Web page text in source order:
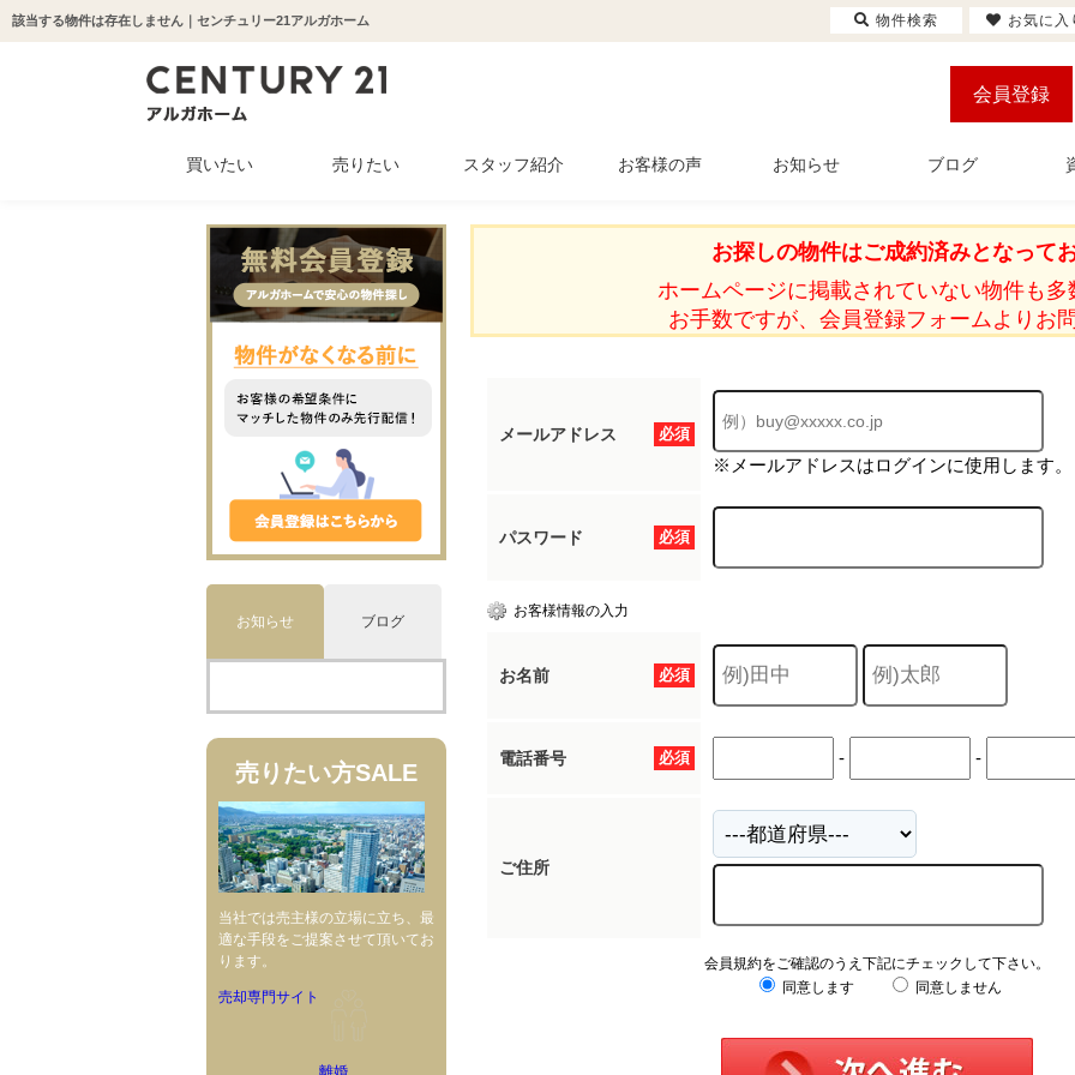
該当する物件は存在しません｜センチュリー21アルガホーム
会員登録
買いたい
新築一戸建て
中古一戸建て
中古マンション
土地
収益物件
売りたい スタッフ紹介 お客様の声 お知らせ ブログ
お探しの物件はご成約済みとなってお
ホームページに掲載されていない物件も多
お手数ですが、会員登録フォームよりお
必須
メールアドレス
※メールアドレスはログインに使用します。
必須
パスワード
お客様情報の入力
必須
お名前
必須
電話番号 - -
ご住所
会員規約をご確認のうえ下記にチェックして下さい。
同意します
同意しません
お知らせ ブログ
売りたい方SALE
当社では売主様の立場に立ち、最
適な手段をご提案させて頂いてお
ります。
売却専門サイト
離婚
物件検索 お気に入